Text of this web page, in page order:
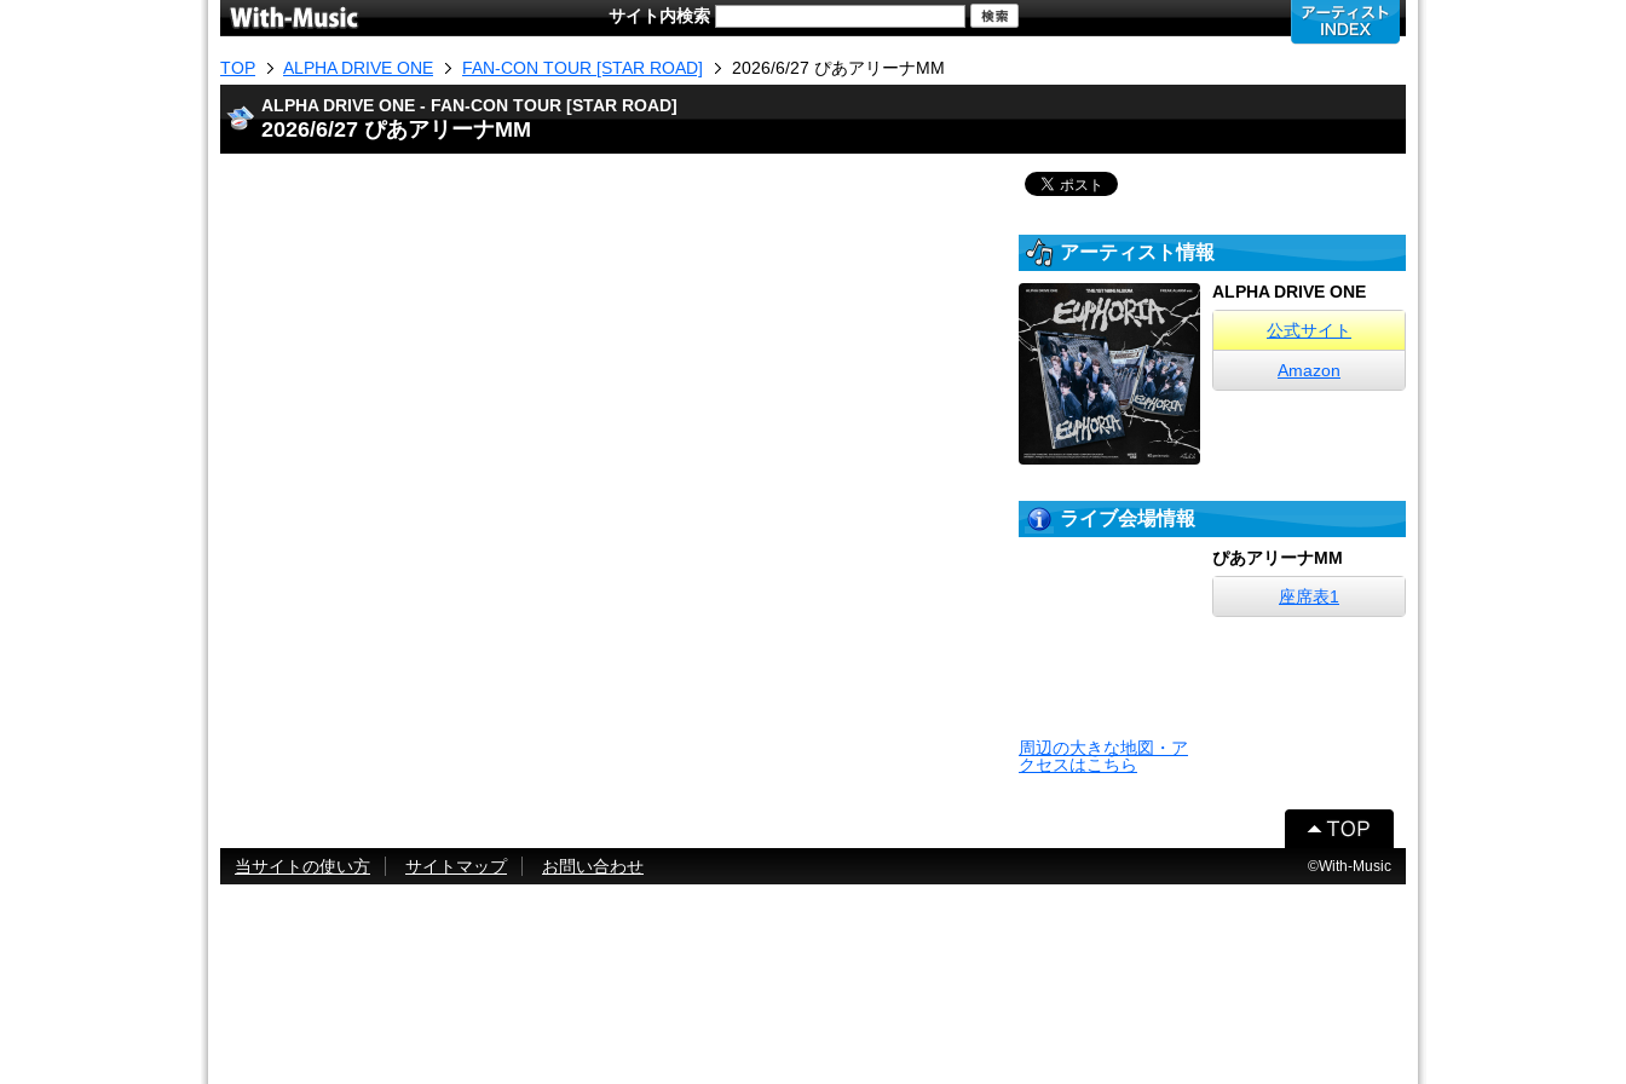
サイト内検索
TOP ALPHA DRIVE ONE FAN-CON TOUR [STAR ROAD]
2026/6/27 ぴあアリーナMM
ALPHA DRIVE ONE - FAN-CON TOUR [STAR ROAD]
2026/6/27 ぴあアリーナMM
アーティスト情報
ALPHA DRIVE ONE
公式サイト
Amazon
ライブ会場情報
周辺の大きな地図・ア
クセスはこちら
ぴあアリーナMM
座席表1
当サイトの使い方 サイトマップ お問い合わせ ©With-Music